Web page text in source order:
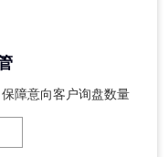
障意向客户询盘数量